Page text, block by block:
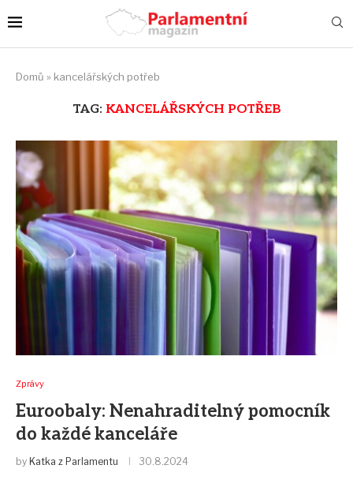
Domů » kancelářských potřeb
TAG: KANCELÁŘSKÝCH POTŘEB
Zprávy
Euroobaly: Nenahraditelný pomocník
do každé kanceláře
by Katka z Parlamentu 30.8.2024